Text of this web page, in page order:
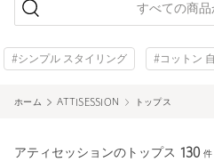
すべての商品
#シンプル スタイリング #コットン
ホーム ATTISESSION トップス
アティセッションのトップス 130 件